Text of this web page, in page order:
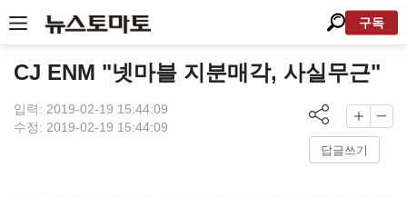
구독
CJ ENM "넷마블 지분매각, 사실무근"
입력: 2019-02-19 15:44:09
수정: 2019-02-19 15:44:09
답글쓰기